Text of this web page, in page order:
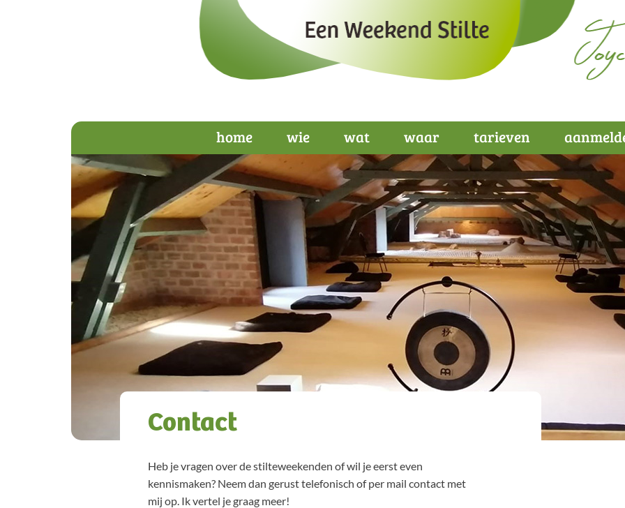
home wie wat waar tarieven
Contact
Heb je vragen over de stilteweekenden of wil je eerst even
kennismaken? Neem dan gerust telefonisch of per mail contact met
mij op. Ik vertel je graag meer!